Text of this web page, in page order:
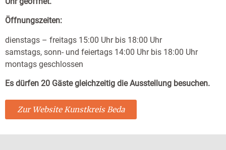
Öffnungszeiten:
dienstags – freitags 15:00 Uhr bis 18:00 Uhr
samstags, sonn- und feiertags 14:00 Uhr bis 18:00 Uhr
montags geschlossen
Es dürfen 20 Gäste gleichzeitig die Ausstellung besuchen.
Zur Website Kunstkreis Beda